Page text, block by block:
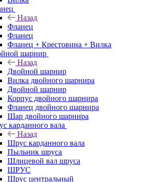
Назад
Фланец
Фланец
Фланец + Крестовина + Вилка
шарнир
Назад
Двойной шарнир
Вилка двойного шарнира
Двойной шарнир
Корпус двойного шарнира
Фланец двойного шарнира
Шар двойного шарнира
карданного вала
Назад
Шрус карданного вала
Пыльник шруса
Шлицевой вал шруса
ШРУС
Шрус центральный